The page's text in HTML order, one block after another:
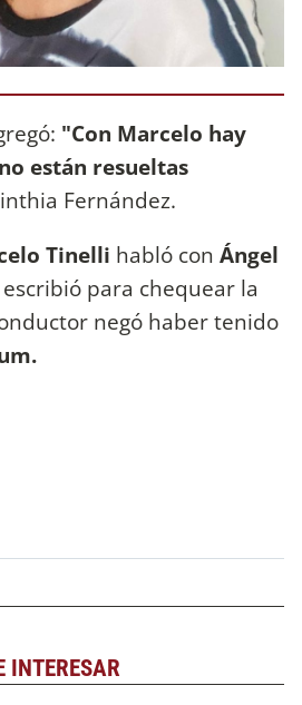
"Con Marcelo hay
están resueltas
Fernández.
Tinelli habló con Ángel
para chequear la
negó haber tenido
INTERESAR